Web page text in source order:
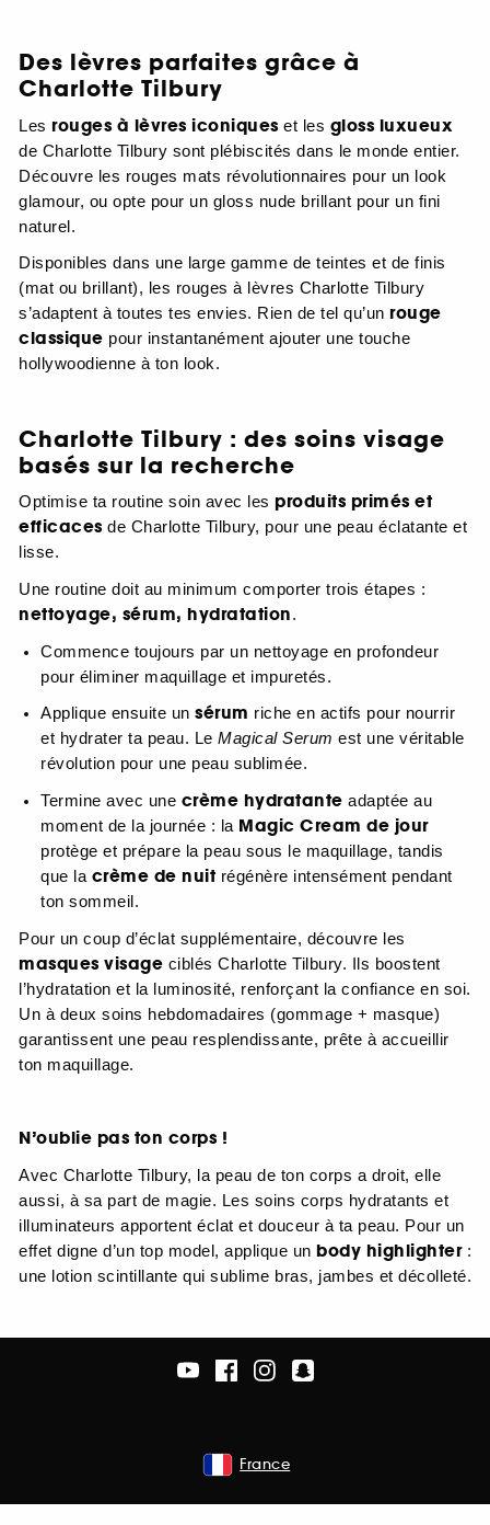
Des lèvres parfaites grâce à
Charlotte Tilbury
Les rouges à lèvres iconiques et les gloss luxueux
de Charlotte Tilbury sont plébiscités dans le monde entier.
Découvre les rouges mats révolutionnaires pour un look
glamour, ou opte pour un gloss nude brillant pour un fini
naturel.
Disponibles dans une large gamme de teintes et de finis
(mat ou brillant), les rouges à lèvres Charlotte Tilbury
s’adaptent à toutes tes envies. Rien de tel qu’un rouge
classique pour instantanément ajouter une touche
hollywoodienne à ton look.
Charlotte Tilbury : des soins visage
basés sur la recherche
Optimise ta routine soin avec les produits primés et
efficaces de Charlotte Tilbury, pour une peau éclatante et
lisse.
Une routine doit au minimum comporter trois étapes :
nettoyage, sérum, hydratation.
Commence toujours par un nettoyage en profondeur
pour éliminer maquillage et impuretés.
Applique ensuite un sérum riche en actifs pour nourrir
et hydrater ta peau. Le Magical Serum est une véritable
révolution pour une peau sublimée.
Termine avec une crème hydratante adaptée au
moment de la journée : la Magic Cream de jour
protège et prépare la peau sous le maquillage, tandis
que la crème de nuitrégénère intensément pendant
ton sommeil.
Pour un coup d’éclat supplémentaire, découvre les
masques visage ciblés Charlotte Tilbury. Ils boostent
l’hydratation et la luminosité, renforçant la confiance en soi.
Un à deux soins hebdomadaires (gommage + masque)
garantissent une peau resplendissante, prête à accueillir
ton maquillage.
N’oublie pas ton corps !
Avec Charlotte Tilbury, la peau de ton corps a droit, elle
aussi, à sa part de magie. Les soins corps hydratants et
illuminateurs apportent éclat et douceur à ta peau. Pour un
effet digne d’un top model, applique un body highlighter:
une lotion scintillante qui sublime bras, jambes et décolleté.
France